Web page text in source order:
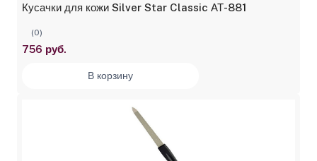
Кусачки для кожи Silver Star Classic АТ-881
(0)
756 руб.
В корзину